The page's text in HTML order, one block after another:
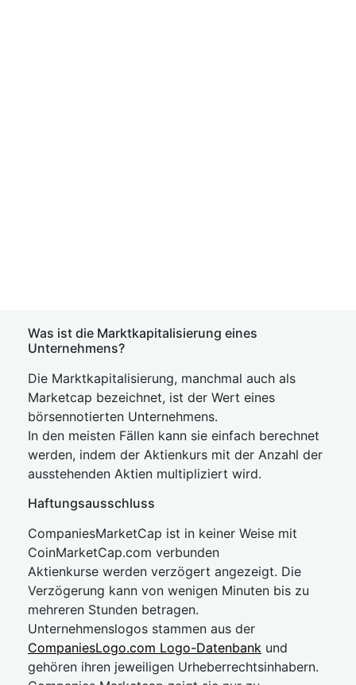
Was ist die Marktkapitalisierung eines
Unternehmens?
Die Marktkapitalisierung, manchmal auch als
Marketcap bezeichnet, ist der Wert eines
börsennotierten Unternehmens.
In den meisten Fällen kann sie einfach berechnet
werden, indem der Aktienkurs mit der Anzahl der
ausstehenden Aktien multipliziert wird.
Haftungsausschluss
CompaniesMarketCap ist in keiner Weise mit
CoinMarketCap.com verbunden
Aktienkurse werden verzögert angezeigt. Die
Verzögerung kann von wenigen Minuten bis zu
mehreren Stunden betragen.
Unternehmenslogos stammen aus der
CompaniesLogo.com Logo-Datenbank und
gehören ihren jeweiligen Urheberrechtsinhabern.